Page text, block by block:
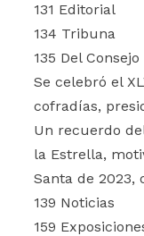
131 Editorial
134 Tribuna
135 Del Consejo
Se celebró el
cofradías,
Un recuerdo
la Estrella,
Santa de 2023,
139 Noticias
159